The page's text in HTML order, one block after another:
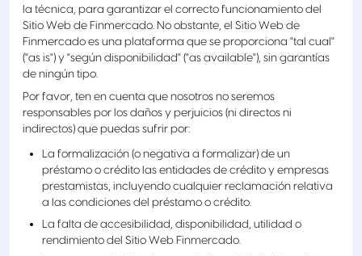
la técnica, para garantizar el correcto funcionamiento del
Sitio Web de Finmercado. No obstante, el Sitio Web de
Finmercado es una plataforma que se proporciona "tal cual"
("as is") y "según disponibilidad" ("as available"), sin garantías
de ningún tipo.
Por favor, ten en cuenta que nosotros no seremos
responsables por los daños y perjuicios (ni directos ni
indirectos) que puedas sufrir por:
La formalización (o negativa a formalizar) de un
préstamo o crédito las entidades de crédito y empresas
prestamistas, incluyendo cualquier reclamación relativa
a las condiciones del préstamo o crédito.
La falta de accesibilidad, disponibilidad, utilidad o
rendimiento del Sitio Web Finmercado.